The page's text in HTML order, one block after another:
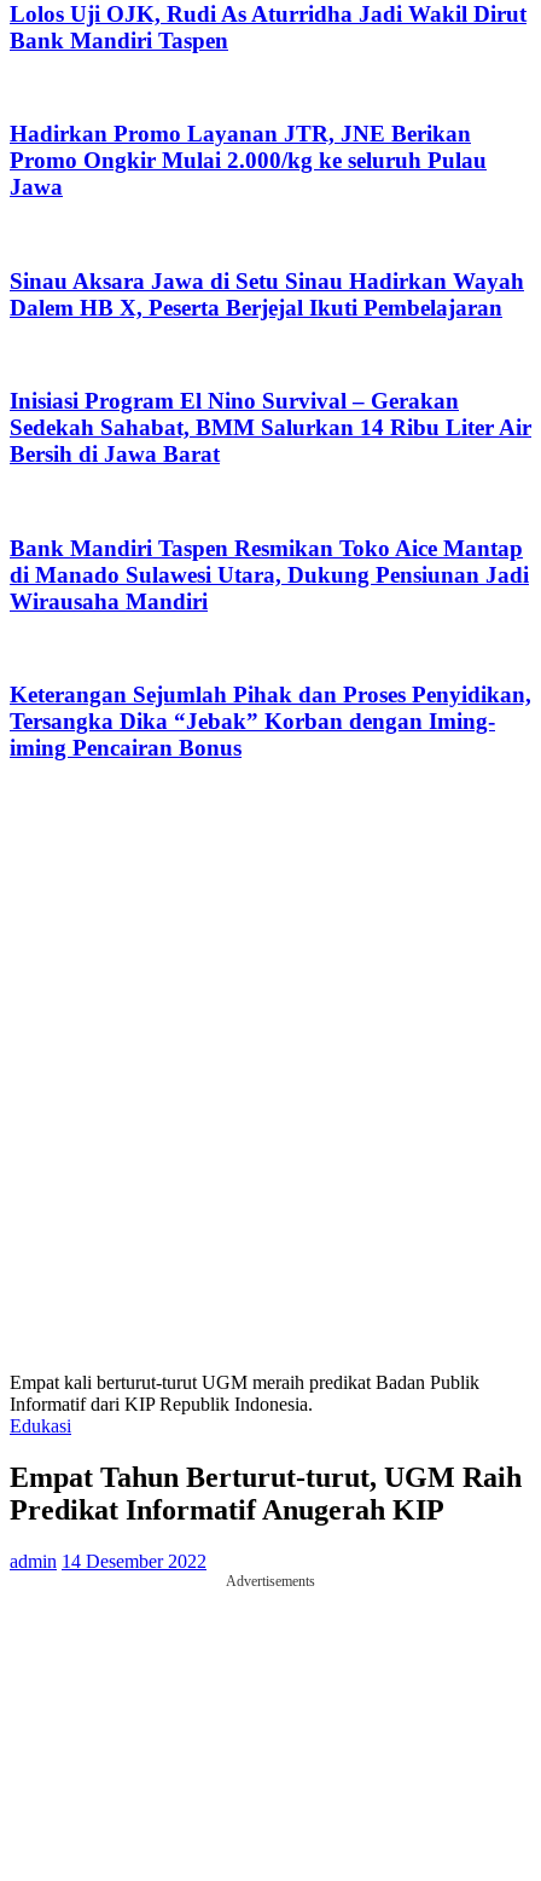
Lolos Uji OJK, Rudi As Aturridha Jadi Wakil Dirut
Bank Mandiri Taspen
Hadirkan Promo Layanan JTR, JNE Berikan
Promo Ongkir Mulai 2.000/kg ke seluruh Pulau
Jawa
Sinau Aksara Jawa di Setu Sinau Hadirkan Wayah
Dalem HB X, Peserta Berjejal Ikuti Pembelajaran
Inisiasi Program El Nino Survival – Gerakan
Sedekah Sahabat, BMM Salurkan 14 Ribu Liter Air
Bersih di Jawa Barat
Bank Mandiri Taspen Resmikan Toko Aice Mantap
di Manado Sulawesi Utara, Dukung Pensiunan Jadi
Wirausaha Mandiri
Keterangan Sejumlah Pihak dan Proses Penyidikan,
Tersangka Dika “Jebak” Korban dengan Iming-
iming Pencairan Bonus
Empat kali berturut-turut UGM meraih predikat Badan Publik
Informatif dari KIP Republik Indonesia.
Edukasi
Empat Tahun Berturut-turut, UGM Raih
Predikat Informatif Anugerah KIP
admin 14 Desember 2022
Advertisements